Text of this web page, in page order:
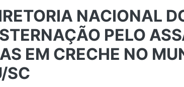
NACIONAL
PELO
EM CRECHE NO
SC